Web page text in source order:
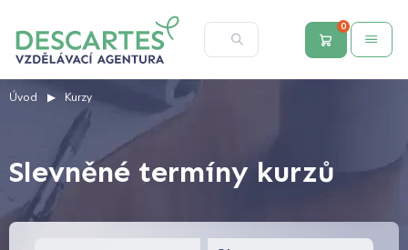
0
Úvod Kurzy
Slevněné termíny kurzů